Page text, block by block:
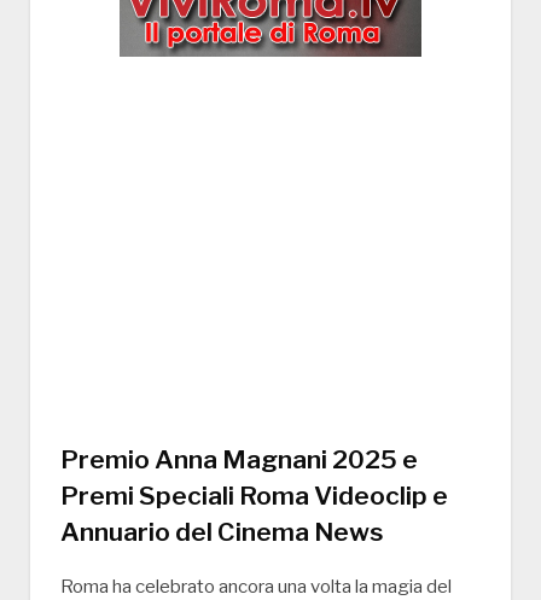
Premio Anna Magnani 2025 e
Premi Speciali Roma Videoclip e
Annuario del Cinema News
Roma ha celebrato ancora una volta la magia del